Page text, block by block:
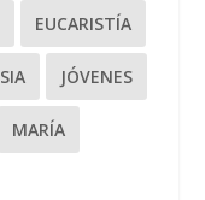
EUCARISTÍA
JÓVENES
MARÍA